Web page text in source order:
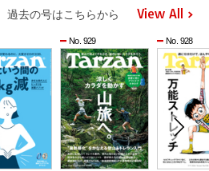
過去の号はこちらから View All
No. 929 No. 928